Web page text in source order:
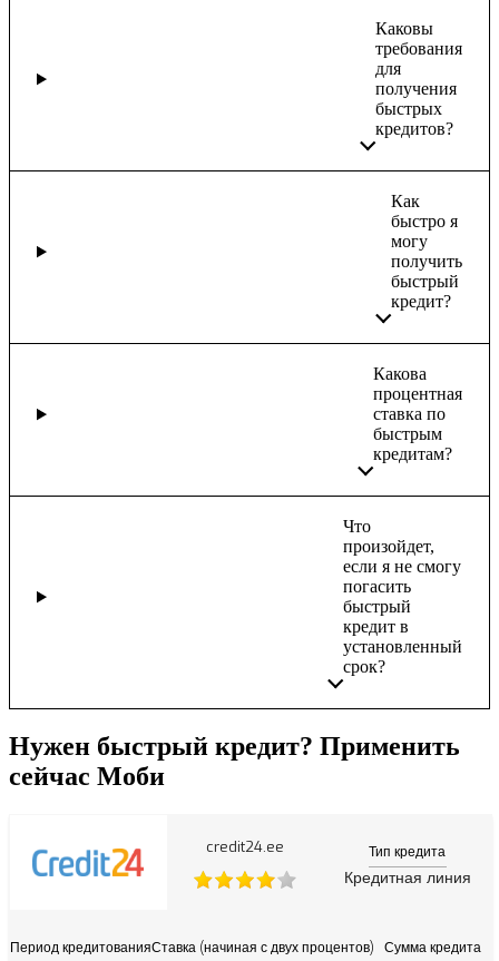
Каковы
требования
для
получения
быстрых
кредитов?
Как
быстро я
могу
получить
быстрый
кредит?
Какова
процентная
ставка по
быстрым
кредитам?
Что
произойдет,
если я не смогу
погасить
быстрый
кредит в
установленный
срок?
Нужен быстрый кредит? Применить
сейчас Моби
credit24.ee Тип кредита
Кредитная линия
Период кредитованияСтавка (начиная с двух процентов) Сумма кредита